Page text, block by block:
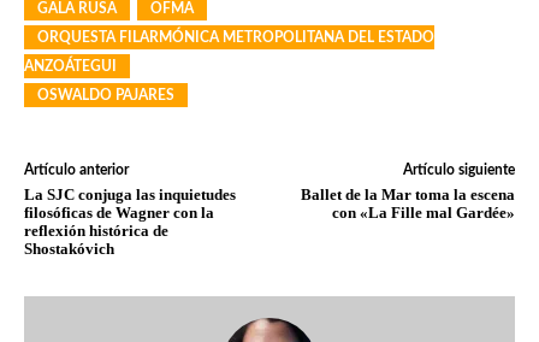
GALA RUSA
OFMA
ORQUESTA FILARMÓNICA METROPOLITANA DEL ESTADO
ANZOÁTEGUI
OSWALDO PAJARES
Artículo anterior
La SJC conjuga las inquietudes
filosóficas de Wagner con la
reflexión histórica de
Shostakóvich
Artículo siguiente
Ballet de la Mar toma la escena
con «La Fille mal Gardée»